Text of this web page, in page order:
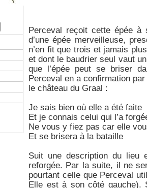
Perceval reçoit cette épée à
d’une épée merveilleuse,
n’en fit que trois et jamais
et dont le baudrier seul vaut
que l’épée peut se briser
Perceval en a confirmation
le château du Graal :
Je sais bien où elle a été faite
Et je connais celui qui l’a
Ne vous y fiez pas car elle
Et se brisera à la bataille
Suit une description du lieu
reforgée. Par la suite, il ne
pourtant celle que Perceval
Elle est à son côté